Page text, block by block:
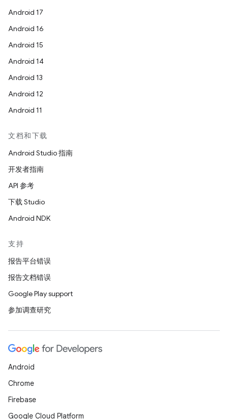
Android 17
Android 16
Android 15
Android 14
Android 13
Android 12
Android 11
文档和下载
Android Studio 指南
开发者指南
API 参考
下载 Studio
Android NDK
支持
报告平台错误
报告文档错误
Google Play support
参加调查研究
Android
Chrome
Firebase
Google Cloud Platform